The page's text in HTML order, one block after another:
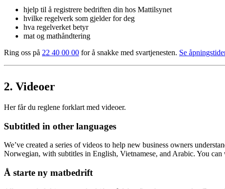
hjelp til å registrere bedriften din hos Mattilsynet
hvilke regelverk som gjelder for deg
hva regelverket betyr
mat og mathåndtering
Ring oss på 22 40 00 00 for å snakke med svartjenesten. Se
2. Videoer
Her får du reglene forklart med videoer.
Subtitled in other languages
We’ve created a series of videos to help new business owners
Norwegian, with subtitles in English, Vietnamese, and Arabic. You can
Å starte ny matbedrift